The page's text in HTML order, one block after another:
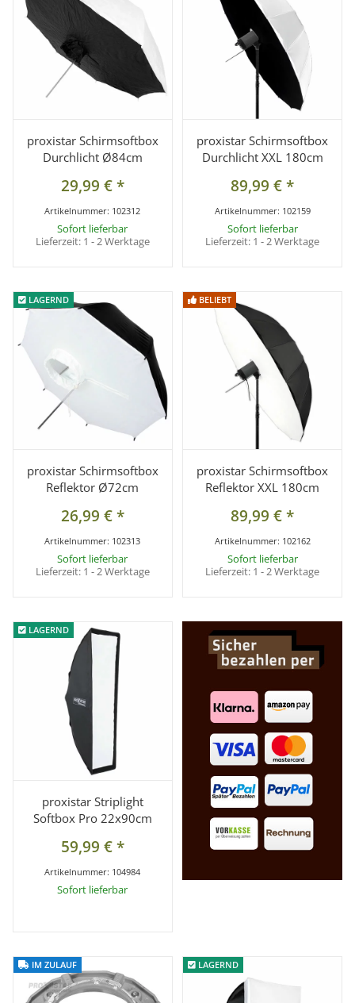
proxistar Schirmsoftbox
Durchlicht Ø84cm
29,99 €*
Artikelnummer: 102312
Sofort lieferbar
Lieferzeit: 1 - 2 Werktage
proxistar Schirmsoftbox
Durchlicht XXL 180cm
89,99 €*
Artikelnummer: 102159
Sofort lieferbar
Lieferzeit: 1 - 2 Werktage
LAGERND
LAGERND
proxistar Schirmsoftbox
Reflektor Ø72cm
26,99 €*
Artikelnummer: 102313
Sofort lieferbar
Lieferzeit: 1 - 2 Werktage
BELIEBT
BELIEBT
proxistar Schirmsoftbox
Reflektor XXL 180cm
89,99 €*
Artikelnummer: 102162
Sofort lieferbar
Lieferzeit: 1 - 2 Werktage
LAGERND
LAGERND
proxistar Striplight
Softbox Pro 22x90cm
59,99 €*
Artikelnummer: 104984
Sofort lieferbar
IM ZULAUF
IM ZULAUF LAGERND
LAGERND